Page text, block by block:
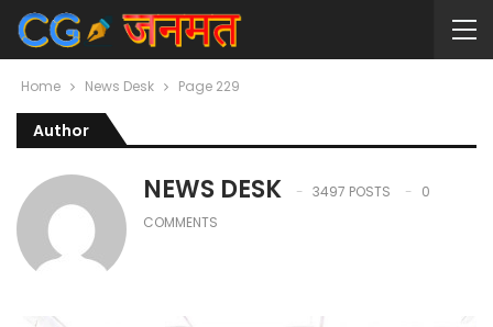
Home News Desk Page 229
Author
NEWS DESK 3497 POSTS
0
COMMENTS